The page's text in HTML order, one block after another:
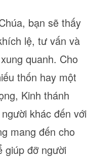
bạn sẽ thấy
lệ, tư vấn và
quanh. Cho
thốn hay một
Kinh thánh
khác đến với
mang đến cho
giúp đỡ người